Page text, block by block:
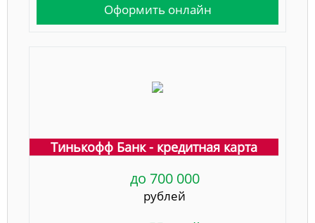
Оформить онлайн
Тинькофф Банк - кредитная карта
до 700 000
рублей